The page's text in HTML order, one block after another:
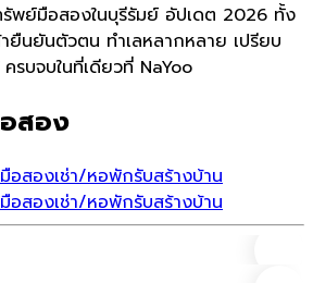
รัพย์มือสองในบุรีรัมย์ อัปเดต 2026 ทั้ง
ยืนยันตัวตน ทำเลหลากหลาย เปรียบ
รบจบในที่เดียวที่ NaYoo
สอง
อสองเช่า/หอพักรับสร้างบ้าน
อสองเช่า/หอพักรับสร้างบ้าน